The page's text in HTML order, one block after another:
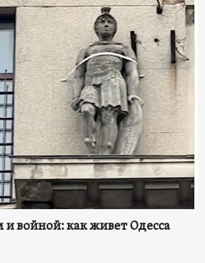
войной: как живет Одесса